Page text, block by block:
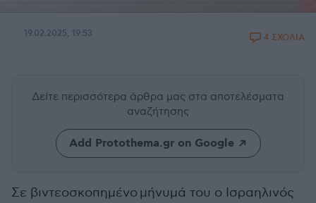
19.02.2025, 19:53 4 ΣΧΟΛΙΑ
Δείτε περισσότερα άρθρα μας στα αποτελέσματα
αναζήτησης
Add Protothema.gr on Google
Σε βιντεοσκοπημένομήνυμά του ο Ισραηλινός